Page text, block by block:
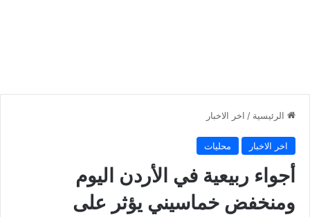
الرئيسية / اخر الاخبار
اخر الاخبار محليات
أجواء ربيعية في الأردن اليوم
ومنخفض خماسيني يؤثر على